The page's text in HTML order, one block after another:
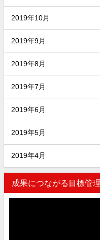
2019年10月
2019年9月
2019年8月
2019年7月
2019年6月
2019年5月
2019年4月
成果につながる目標管理